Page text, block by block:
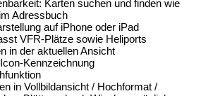
Karten suchen und finden wie
Adressbuch
auf iPhone oder iPad
VFR-Plätze sowie Heliports
in der aktuellen Ansicht
Kennzeichnung
in Vollbildansicht / Hochformat /